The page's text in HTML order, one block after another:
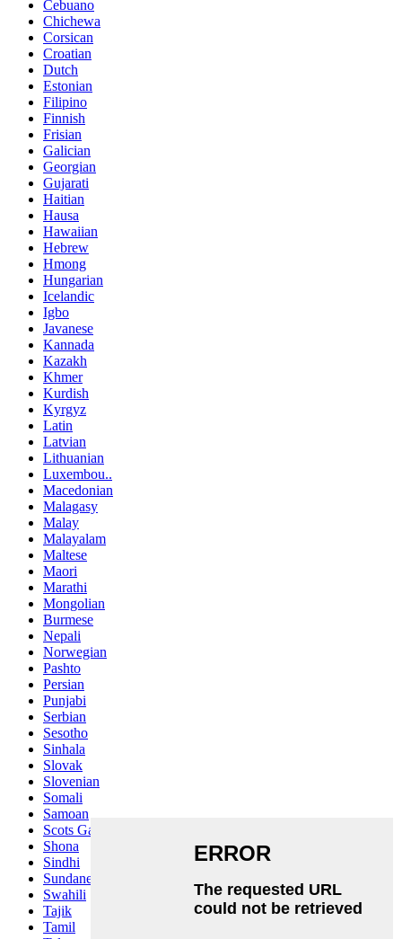
Cebuano
Chichewa
Corsican
Croatian
Dutch
Estonian
Filipino
Finnish
Frisian
Galician
Georgian
Gujarati
Haitian
Hausa
Hawaiian
Hebrew
Hmong
Hungarian
Icelandic
Igbo
Javanese
Kannada
Kazakh
Khmer
Kurdish
Kyrgyz
Latin
Latvian
Lithuanian
Luxembou..
Macedonian
Malagasy
Malay
Malayalam
Maltese
Maori
Marathi
Mongolian
Burmese
Nepali
Norwegian
Pashto
Persian
Punjabi
Serbian
Sesotho
Sinhala
Slovak
Slovenian
Somali
Samoan
Scots Gaelic
Shona
Sindhi
Sundanese
Swahili
Tajik
Tamil